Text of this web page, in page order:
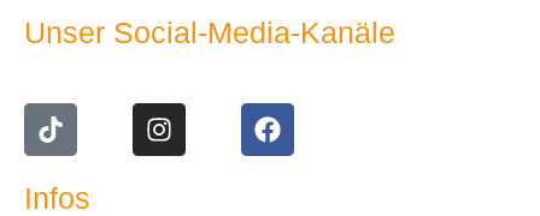
Unser Social-Media-Kanäle
Infos